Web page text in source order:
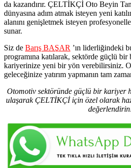
da kazandırır. ÇELTİKÇİ Oto Beyin
dünyasına adım atmak isteyen yeni
alanını genişletmek isteyen
sunar.
Siz de Barış BAŞAR ’ın liderliğindeki
programına katılarak, sektörde güçlü bir
kariyerinize yeni bir yön verebilirsiniz.
geleceğinize yatırım yapmanın tam
Otomotiv sektöründe güçlü bir kariyer
ulaşarak ÇELTİKÇİ için özel olarak